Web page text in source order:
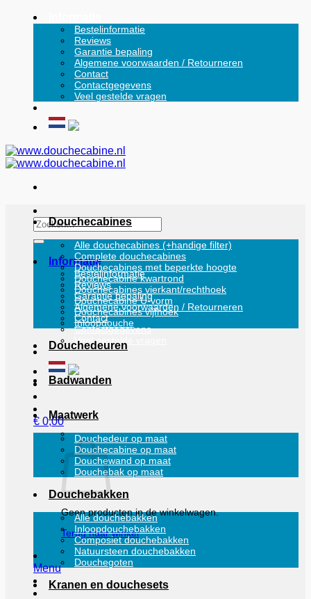
Bestelinformatie
Reviews
Garantie bepaling
Algemene voorwaarden / Retourneren
Contact
Contactgegevens
Veel gestelde vragen
Zoeken
naar:
Informatie
Bestelinformatie
Reviews
Garantie bepaling
Algemene voorwaarden / Retourneren
Contact
Contactgegevens
Veel gestelde vragen
€ 0,00
Geen producten in de winkelwagen.
Terug naar winkel
Menu
Douchecabines
Alle douchecabines (+handige filter)
Complete douchecabines
Douchecabines met beperkte hoogte
Douchecabine kwartrond
Douchecabines vierkant/rechthoek
Douchecabine U-vorm
Douchecabines vijfhoek
Inloopdouche
Douchedeuren
Badwanden
Maatwerk
Douchedeur op maat
Douchecabine op maat
Douchewand op maat
Douchebak op maat
Douchebakken
Alle douchebakken
Inloopdouchebakken
Composiet douchebakken
Natuursteen douchebakken
Douchegoten
Kranen en douchesets